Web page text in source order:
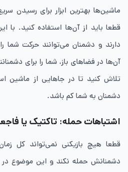
ماشین‌ها بهترین ابزار برای رسیدن
قطعا باید از آن‌ها استفاده کنید. با
دارند و دشمنان می‌توانند حرکت شما
آن‌ها در فضاهای باز، شما را برای
تلاش کنید تا در جاهایی از ماشین
دشمنان به شما کم باشد.
اشتباهات حمله: تاکتیک یا
قطعا هیچ بازیکنی نمی‌تواند کل
دشمنانش حمله نکند و این موضوع در